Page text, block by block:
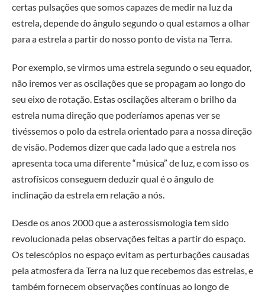
certas pulsações que somos capazes de medir na luz da
estrela, depende do ângulo segundo o qual estamos a olhar
para a estrela a partir do nosso ponto de vista na Terra.
Por exemplo, se virmos uma estrela segundo o seu equador,
não iremos ver as oscilações que se propagam ao longo do
seu eixo de rotação. Estas oscilações alteram o brilho da
estrela numa direção que poderíamos apenas ver se
tivéssemos o polo da estrela orientado para a nossa direção
de visão. Podemos dizer que cada lado que a estrela nos
apresenta toca uma diferente “música” de luz, e com isso os
astrofísicos conseguem deduzir qual é o ângulo de
inclinação da estrela em relação a nós.
Desde os anos 2000 que a asterossismologia tem sido
revolucionada pelas observações feitas a partir do espaço.
Os telescópios no espaço evitam as perturbações causadas
pela atmosfera da Terra na luz que recebemos das estrelas, e
também fornecem observações contínuas ao longo de